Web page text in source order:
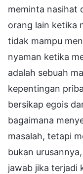
meminta nasihat
orang lain ketika
tidak mampu
nyaman ketika
adalah sebuah
kepentingan
bersikap egois
bagaimana
masalah, tetapi
bukan
jawab jika terjadi